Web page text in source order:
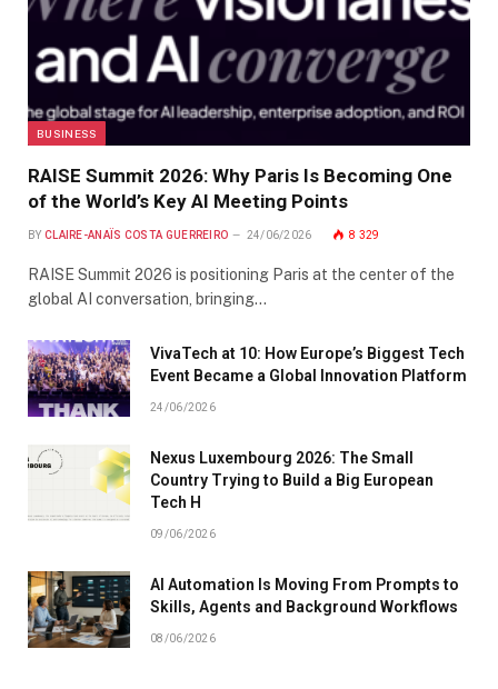
BUSINESS
RAISE Summit 2026: Why Paris Is Becoming One
of the World’s Key AI Meeting Points
BY CLAIRE-ANAÏS COSTA GUERREIRO 24/06/2026 8 329
RAISE Summit 2026 is positioning Paris at the center of the
global AI conversation, bringing…
VivaTech at 10: How Europe’s Biggest Tech
Event Became a Global Innovation Platform
24/06/2026
Nexus Luxembourg 2026: The Small
Country Trying to Build a Big European
Tech H
09/06/2026
AI Automation Is Moving From Prompts to
Skills, Agents and Background Workflows
08/06/2026